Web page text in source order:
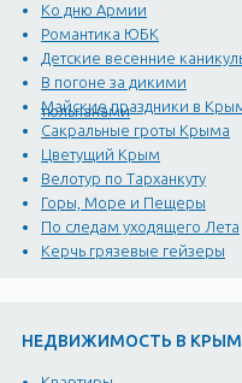
Ко дню Армии
Романтика ЮБК
Детские весенние
В погоне за дикими
тюльпанами
Майские праздники в
Сакральные гроты Крыма
Цветущий Крым
Велотур по Тарханкуту
Горы, Море и Пещеры
По следам уходящего Лета
Керчь грязевые гейзеры
НЕДВИЖИМОСТЬ В